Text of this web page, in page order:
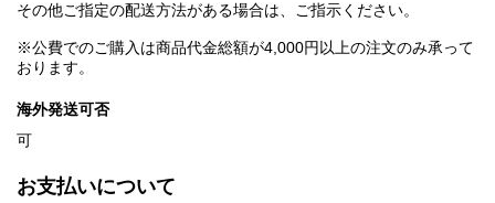
その他ご指定の配送方法がある場合は、ご指示ください。
※公費でのご購入は商品代金総額が4,000円以上の注文のみ承って
おります。
海外発送可否
可
お支払いについて